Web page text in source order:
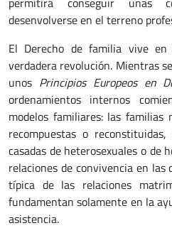
desenvolverse en el terreno
El Derecho de familia vive
verdadera revolución. Mientras
unos Principios Europeos en
ordenamientos internos
modelos familiares: las familias
recompuestas o
casadas de heterosexuales o de
relaciones de convivencia en las
típica de las relaciones
fundamentan solamente en la
asistencia.